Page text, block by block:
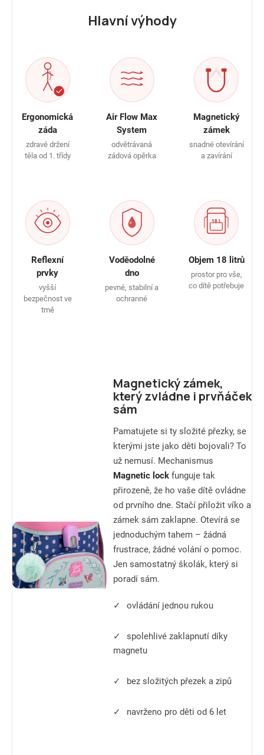
Hlavní výhody
Ergonomická
záda
zdravé držení
těla od 1. třídy
Air Flow Max
System
odvětrávaná
zádová opěrka
Magnetický
zámek
snadné otevírání
a zavírání
Reflexní
prvky
vyšší
bezpečnost ve
tmě
Voděodolné
dno
pevné, stabilní a
ochranné
Objem 18 litrů
prostor pro vše,
co dítě potřebuje
Magnetický zámek,
který zvládne i prvňáček
sám
Pamatujete si ty složité přezky, se
kterými jste jako děti bojovali? To
už nemusí. Mechanismus
Magnetic lockfunguje tak
přirozeně, že ho vaše dítě ovládne
od prvního dne. Stačí přiložit víko a
zámek sám zaklapne. Otevírá se
jednoduchým tahem – žádná
frustrace, žádné volání o pomoc.
Jen samostatný školák, který si
poradí sám.
✓ ovládání jednou rukou
✓
spolehlivé zaklapnutí díky
magnetu
✓ bez složitých přezek a zipů
✓ navrženo pro děti od 6 let